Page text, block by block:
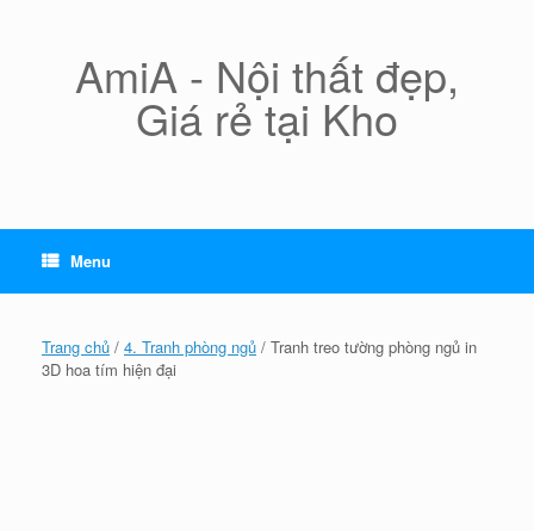
AmiA - Nội thất đẹp,
Giá rẻ tại Kho
Menu
Trang chủ / 4. Tranh phòng ngủ / Tranh treo tường phòng ngủ in
3D hoa tím hiện đại